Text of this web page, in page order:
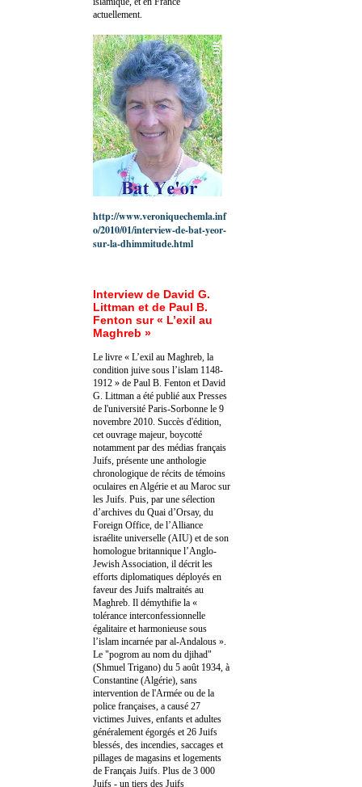
actuellement.
http://www.veroniquechemla.inf
o/2010/01/interview-de-bat-yeor-
sur-la-dhimmitude.html
Interview de David G.
Littman et de Paul B.
Fenton sur « L’exil au
Maghreb »
Le livre « L’exil au Maghreb, la
condition juive sous l’islam 1148-
1912 » de Paul B. Fenton et David
G. Littman a été publié aux Presses
de l'université Paris-Sorbonne le 9
novembre 2010. Succès d'édition,
cet ouvrage majeur, boycotté
notamment par des médias français
Juifs, présente une anthologie
chronologique de récits de témoins
oculaires en Algérie et au Maroc sur
les Juifs. Puis, par une sélection
d’archives du Quai d’Orsay, du
Foreign Office, de l’Alliance
israélite universelle (AIU) et de son
homologue britannique l’Anglo-
Jewish Association, il décrit les
efforts diplomatiques déployés en
faveur des Juifs maltraités au
Maghreb. Il démythifie la «
tolérance interconfessionnelle
égalitaire et harmonieuse sous
l’islam incarnée par al-Andalous ».
Le "pogrom au nom du djihad"
(Shmuel Trigano) du 5 août 1934, à
Constantine (Algérie), sans
intervention de l'Armée ou de la
police françaises, a causé 27
victimes Juives, enfants et adultes
généralement égorgés et 26 Juifs
blessés, des incendies, saccages et
pillages de magasins et logements
de Français Juifs. Plus de 3 000
Juifs - un tiers des Juifs